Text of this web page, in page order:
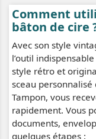
Comment
bâton de cire
Avec son style
l’outil
style rétro et
sceau
Tampon, vous
rapidement. Vous
documents,
quelques étapes :